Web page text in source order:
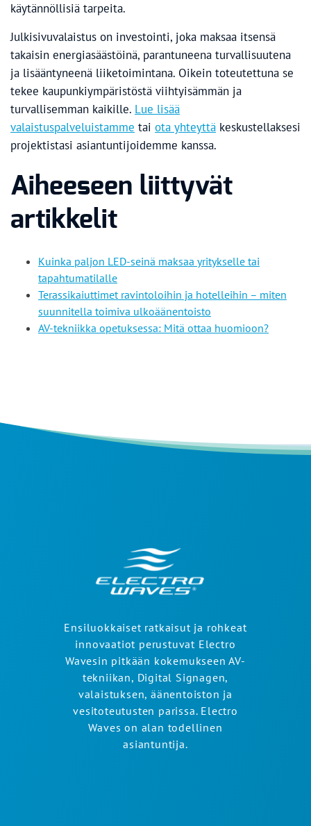
käytännöllisiä tarpeita.
Julkisivuvalaistus on investointi, joka maksaa itsensä
takaisin energiasäästöinä, parantuneena turvallisuutena
ja lisääntyneenä liiketoimintana. Oikein toteutettuna se
tekee kaupunkiympäristöstä viihtyisämmän ja
turvallisemman kaikille. Lue lisää
valaistuspalveluistamme tai ota yhteyttä keskustellaksesi
projektistasi asiantuntijoidemme kanssa.
Aiheeseen liittyvät
artikkelit
Kuinka paljon LED-seinä maksaa yritykselle tai
tapahtumatilalle
Terassikaiuttimet ravintoloihin ja hotelleihin – miten
suunnitella toimiva ulkoäänentoisto
AV-tekniikka opetuksessa: Mitä ottaa huomioon?
Ensiluokkaiset ratkaisut ja rohkeat
innovaatiot perustuvat Electro
Wavesin pitkään kokemukseen AV-
tekniikan, Digital Signagen,
valaistuksen, äänentoiston ja
vesitoteutusten parissa. Electro
Waves on alan todellinen
asiantuntija.